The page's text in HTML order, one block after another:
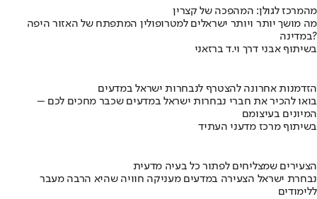
מהמרכז לגולן: המהפכה של קצרין
מה מושך יותר ויותר ישראלים למטרופולין המתפתח של האזור היפה
במדינה?
בשיתוף אבני דרך וי.ד ברזאני
הזדמנות אחרונה להצטרף לנבחרות ישראל במדעים
בואו להכיר את חברי נבחרות ישראל במדעים שכבר מחכים לכם –
המיונים בעיצומם
בשיתוף מרכז מדעני העתיד
הצעירים שמצליחים לפתור כל בעיה מדעית
נבחרת ישראל הצעירה במדעים מעניקה חוויה שהיא הרבה מעבר
ללימודים